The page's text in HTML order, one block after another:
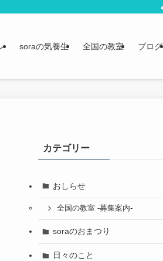
soraの気養生 全国の教室 ブログ
カテゴリー
おしらせ
全国の教室 -募集案内-
soraのおまつり
日々のこと